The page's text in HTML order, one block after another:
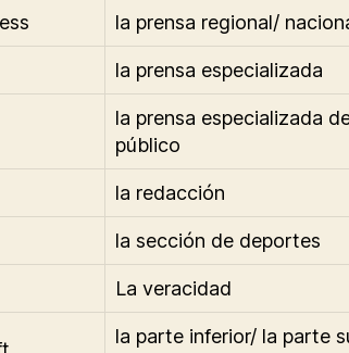
la prensa regional/
la prensa especializada
la prensa especializada
público
la redacción
la sección de deportes
La veracidad
la parte inferior/ la parte